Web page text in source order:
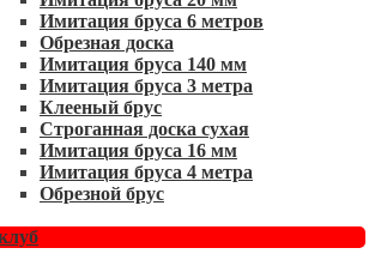
Имитация бруса 6 метров
Обрезная доска
Имитация бруса 140 мм
Имитация бруса 3 метра
Клееный брус
Строганная доска сухая
Имитация бруса 16 мм
Имитация бруса 4 метра
Обрезной брус